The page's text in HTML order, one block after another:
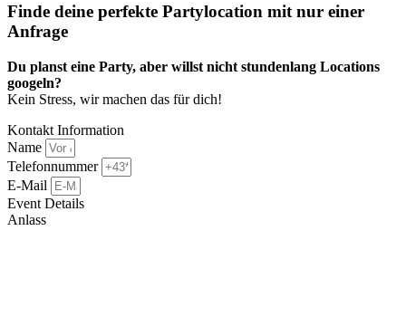
Finde deine perfekte Partylocation mit nur einer
Anfrage​
Du planst eine Party, aber willst nicht stundenlang Locations
googeln?
Kein Stress, wir machen das für dich!
Kontakt Information
Name
Telefonnummer
E-Mail
Event Details
Anlass